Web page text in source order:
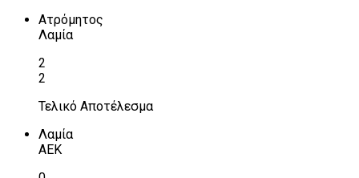
Ατρόμητος
Λαμία
2
2
Τελικό Αποτέλεσμα
Λαμία
ΑΕΚ